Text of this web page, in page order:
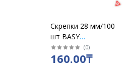
Скрепки 28 мм/100
шт BASY
оцинкованные 1528
/ уп10 шт
(0)
160.00₸